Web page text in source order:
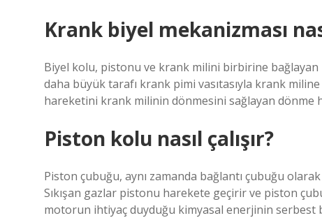
Krank biyel mekanizması
Biyel kolu, pistonu ve krank milini birbirine bağlayan
daha büyük tarafı krank pimi vasıtasıyla krank
hareketini krank milinin dönmesini sağlayan dönme
Piston kolu nasıl çalışır?
Piston çubuğu, aynı zamanda bağlantı çubuğu
Sıkışan gazlar pistonu harekete geçirir ve piston
motorun ihtiyaç duyduğu kimyasal enerjinin serbest